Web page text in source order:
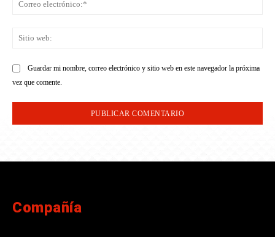
Guardar mi nombre, correo electrónico y sitio web en este navegador la próxima
vez que comente.
Compañía